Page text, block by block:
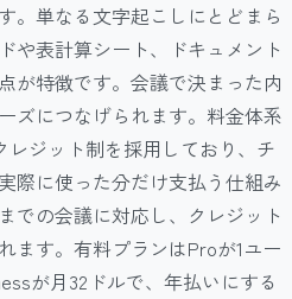
。単なる文字起こしにとどまら
や表計算シート、ドキュメント
が特徴です。会議で決まった内
ズにつなげられます。料金体系
レジット制を採用しており、チ
際に使った分だけ支払う仕組み
での会議に対応し、クレジット
ます。有料プランはProが1ユー
が月32ドルで、年払いにする